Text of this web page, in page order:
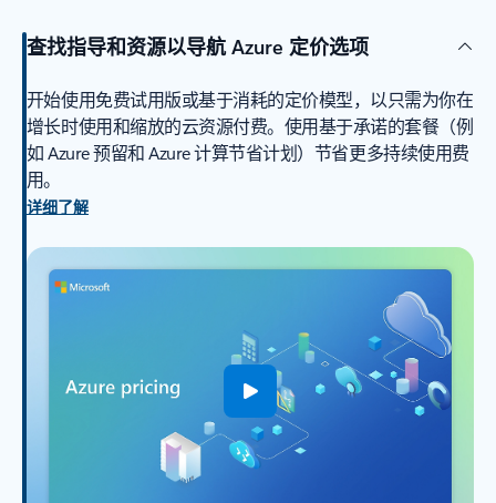
查找指导和资源以导航 Azure 定价选项
开始使用免费试用版或基于消耗的定价模型，以只需为你在
增长时使用和缩放的云资源付费。使用基于承诺的套餐（例
如 Azure 预留和 Azure 计算节省计划）节省更多持续使用费
用。
详细了解